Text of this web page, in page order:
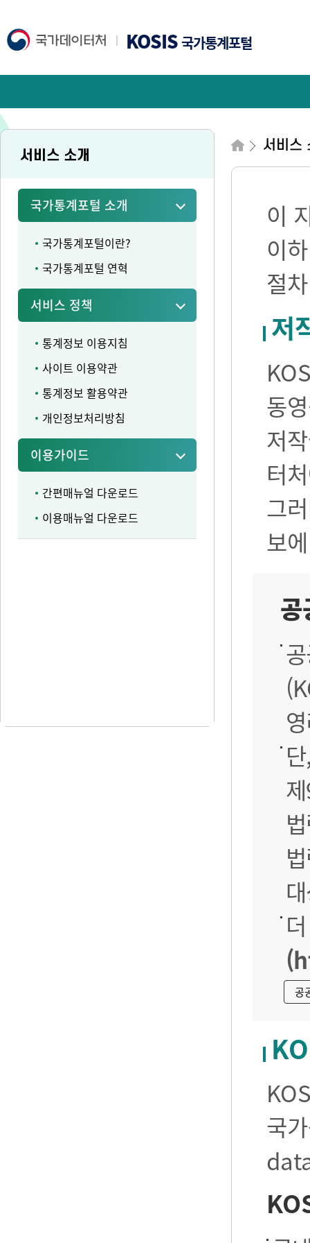
KOSIS국가통계포털
서비스 소개
국가통계포털 소개
국가통계포털이란?
국가통계포털 연혁
서비스 정책
통계정보 이용지침
사이트 이용약관
통계정보 활용약관
개인정보처리방침
이용가이드
간편매뉴얼 다운로드
이용매뉴얼 다운로드
서비스
이
이
절
저
동
저
터
그
보
공
국